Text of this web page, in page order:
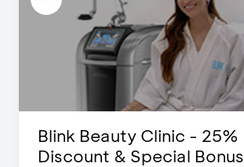
Blink Beauty Clinic - 25%
Discount & Special Bonus